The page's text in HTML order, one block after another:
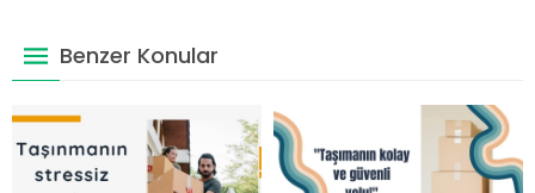
Benzer Konular